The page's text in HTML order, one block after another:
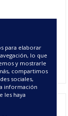
para elaborar
lo que
y mostrarle
compartimos
sociales,
información
les haya